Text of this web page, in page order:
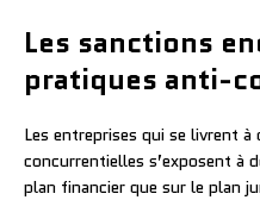
Les sanctions
pratiques anti-
Les entreprises qui se livrent
concurrentielles s’exposent à
plan financier que sur le plan